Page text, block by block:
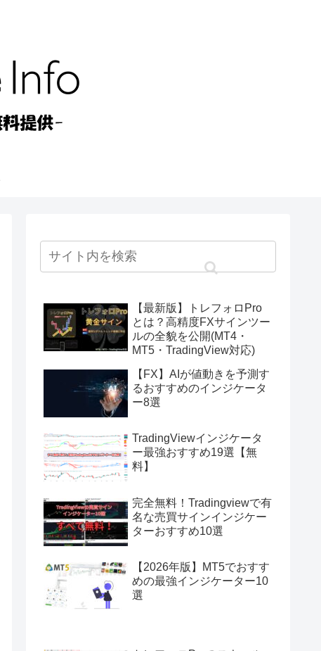
【最新版】トレフォロPro
とは？高精度FXサインツー
ルの全貌を公開(MT4・
MT5・TradingView対応)
【FX】AIが値動きを予測す
るおすすめのインジケータ
ー8選
TradingViewインジケータ
ー最強おすすめ19選【無
料】
完全無料！Tradingviewで有
名な売買サインインジケー
ターおすすめ10選
【2026年版】MT5でおすす
めの最強インジケーター10
選